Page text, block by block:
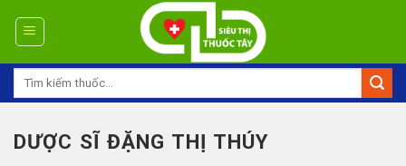
Tìm
DƯỢC SĨ ĐẶNG THỊ THÚY